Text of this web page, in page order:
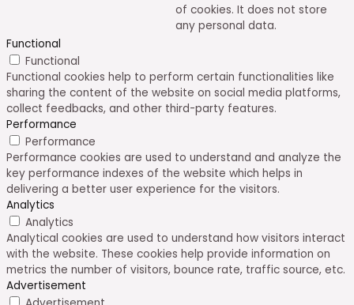
of cookies. It does not store
any personal data.
Functional
Functional
Functional cookies help to perform certain functionalities like
sharing the content of the website on social media platforms,
collect feedbacks, and other third-party features.
Performance
Performance
Performance cookies are used to understand and analyze the
key performance indexes of the website which helps in
delivering a better user experience for the visitors.
Analytics
Analytics
Analytical cookies are used to understand how visitors interact
with the website. These cookies help provide information on
metrics the number of visitors, bounce rate, traffic source, etc.
Advertisement